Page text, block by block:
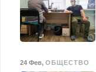
24 Фев, ОБЩЕСТВО